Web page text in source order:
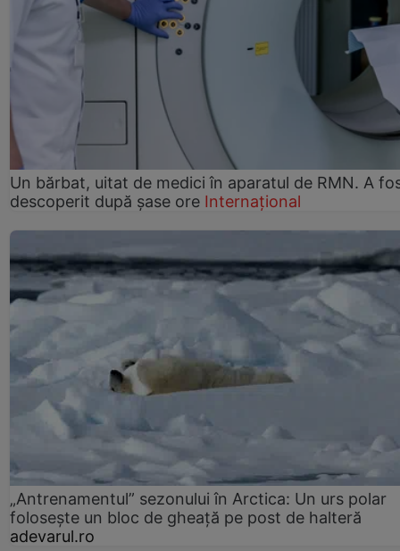
Un bărbat, uitat de medici în aparatul de RMN. A
descoperit după șase ore Internațional
„Antrenamentul” sezonului în Arctica: Un urs polar
folosește un bloc de gheață pe post de halteră
adevarul.ro